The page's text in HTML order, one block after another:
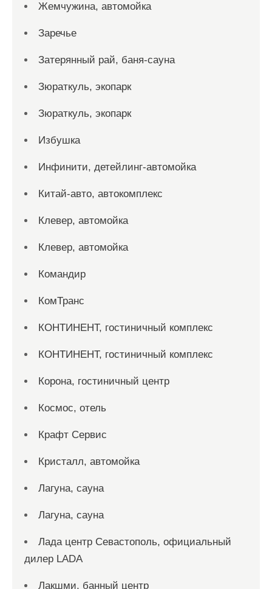
Жемчужина, автомойка
Заречье
Затерянный рай, баня-сауна
Зюраткуль, экопарк
Зюраткуль, экопарк
Избушка
Инфинити, детейлинг-автомойка
Китай-авто, автокомплекс
Клевер, автомойка
Клевер, автомойка
Командир
КомТранс
КОНТИНЕНТ, гостиничный комплекс
КОНТИНЕНТ, гостиничный комплекс
Корона, гостиничный центр
Космос, отель
Крафт Сервис
Кристалл, автомойка
Лагуна, сауна
Лагуна, сауна
Лада центр Севастополь, официальный
дилер LADA
Лакшми, банный центр